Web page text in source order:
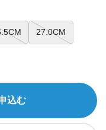
27.0CM
込む